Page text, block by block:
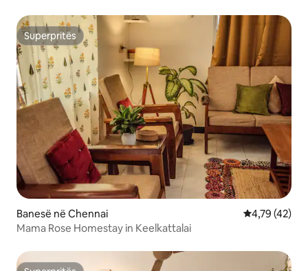
Superpritës
Superpritës
Banesë në Chennai Vlerësimi
4,79 (42)
Mama Rose Homestay in Keelkattalai